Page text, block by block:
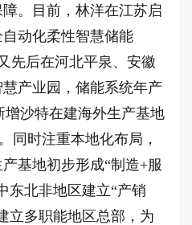
。目前，林洋在江苏启
动化柔性智慧储能
先后在河北平泉、安徽
产业园，储能系统年产
增沙特在建海外生产基地
同时注重本地化布局，
基地初步形成“制造+服
东北非地区建立“产销
立多职能地区总部，为